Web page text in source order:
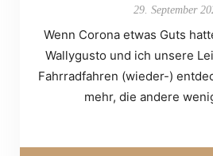
29. September
Wenn Corona etwas Guts
Wallygusto und ich unsere
Fahrradfahren (wieder-)
mehr, die andere